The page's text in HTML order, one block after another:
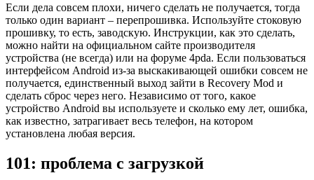
Если дела совсем плохи, ничего сделать не получается, тогда
только один вариант – перепрошивка. Используйте стоковую
прошивку, то есть, заводскую. Инструкции, как это сделать,
можно найти на официальном сайте производителя
устройства (не всегда) или на форуме 4pda. Если пользоваться
интерфейсом Android из-за выскакивающей ошибки совсем не
получается, единственный выход зайти в Recovery Mod и
сделать сброс через него. Независимо от того, какое
устройство Android вы используете и сколько ему лет, ошибка,
как известно, затрагивает весь телефон, на котором
установлена любая версия.
101: проблема с загрузкой